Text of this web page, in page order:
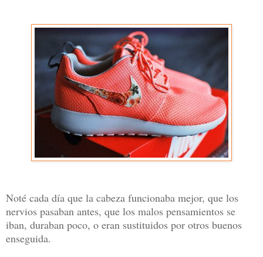
Noté cada día que la cabeza funcionaba mejor, que los
nervios pasaban antes, que los malos pensamientos se
iban, duraban poco, o eran sustituidos por otros buenos
enseguida.